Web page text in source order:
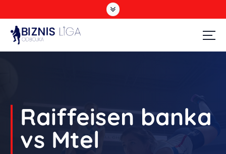
Odbojka
Raiffeisen banka
vs Mtel